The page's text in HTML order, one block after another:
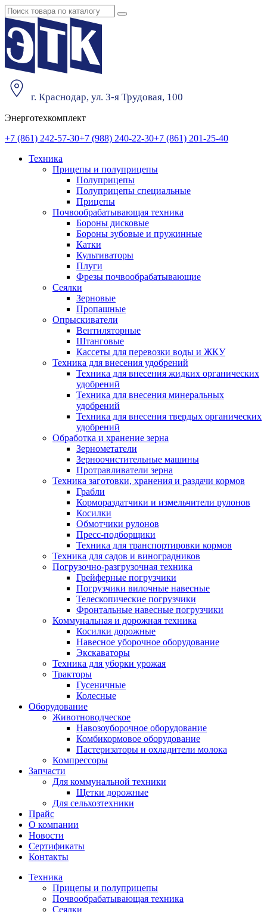
г. Краснодар, ул. 3-я Трудовая, 100
Энерготехкомплект
+7 (861) 242-57-30+7 (988) 240-22-30+7 (861) 201-25-40
Техника
Прицепы и полуприцепы
Полуприцепы
Полуприцепы специальные
Прицепы
Почвообрабатывающая техника
Бороны дисковые
Бороны зубовые и пружинные
Катки
Культиваторы
Плуги
Фрезы почвообрабатывающие
Сеялки
Зерновые
Пропашные
Опрыскиватели
Вентиляторные
Штанговые
Кассеты для перевозки воды и ЖКУ
Техника для внесения удобрений
Техника для внесения жидких органических
удобрений
Техника для внесения минеральных
удобрений
Техника для внесения твердых органических
удобрений
Обработка и хранение зерна
Зернометатели
Зерноочистительные машины
Протравливатели зерна
Техника заготовки, хранения и раздачи кормов
Грабли
Кормораздатчики и измельчители рулонов
Косилки
Обмотчики рулонов
Пресс-подборщики
Техника для транспортировки кормов
Техника для садов и виноградников
Погрузочно-разгрузочная техника
Грейферные погрузчики
Погрузчики вилочные навесные
Телескопические погрузчики
Фронтальные навесные погрузчики
Коммунальная и дорожная техника
Косилки дорожные
Навесное уборочное оборудование
Экскаваторы
Техника для уборки урожая
Тракторы
Гусеничные
Колесные
Оборудование
Животноводческое
Навозоуборочное оборудование
Комбикормовое оборудование
Пастеризаторы и охладители молока
Компрессоры
Запчасти
Для коммунальной техники
Щетки дорожные
Для сельхозтехники
Прайс
О компании
Новости
Сертификаты
Контакты
Техника
Прицепы и полуприцепы
Почвообрабатывающая техника
Сеялки